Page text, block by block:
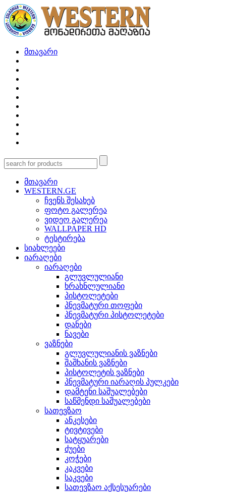
მთავარი
მთავარი
WESTERN.GE
ჩვენს შესახებ
ფოტო გალერეა
ვიდეო გალერეა
WALLPAPER HD
ტესტირება
სიახლეები
იარაღები
იარაღები
გლუვლულიანი
ხრახნლულიანი
პისტოლეტები
პნევმატური თოფები
პნევმატური პისტოლეტები
დანები
ნავები
ვაზნები
გლუვლულიანის ვაზნები
შაშხანის ვაზნები
პისტოლეტის ვაზნები
პნევმატური იარაღის პულკები
დამტენი საშუალებები
საწმენდი საშუალებები
სათევზაო
ანკესები
ტივტივები
სატყუარები
ძუები
კოჭები
კაკვები
საკვები
სათევზაო აქსესუარები